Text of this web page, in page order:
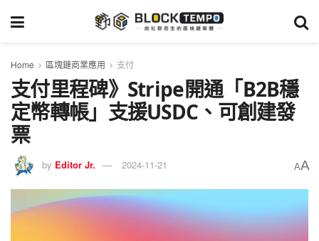
Home 區塊鏈商業應用 支付
支付里程碑》Stripe開通「B2B穩
定幣轉帳」支援USDC、可創建發
票
by Editor Jr. 2024-11-21 AA